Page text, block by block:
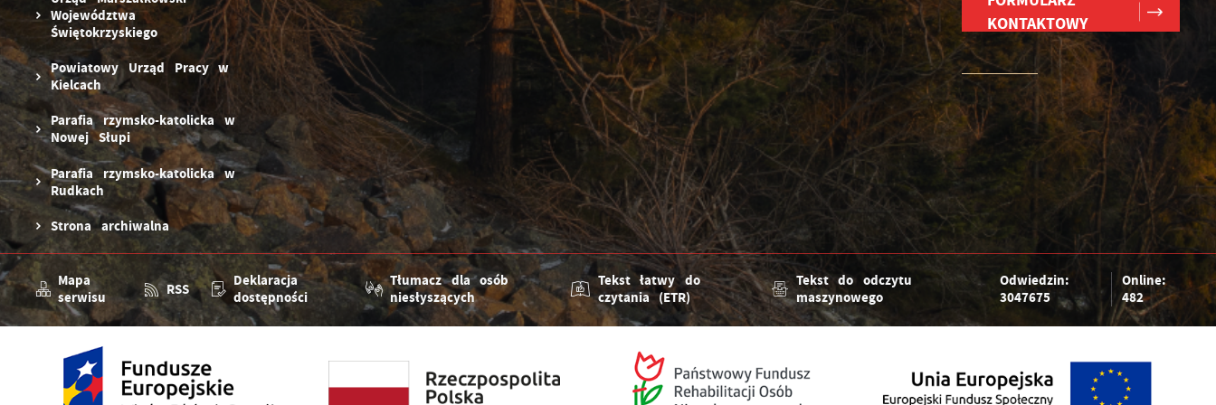
Województwa
Świętokrzyskiego
Powiatowy Urząd Pracy w
Kielcach
Parafia rzymsko-katolicka w
Nowej Słupi
Parafia rzymsko-katolicka w
Rudkach
Strona archiwalna
KONTAKTOWY
Mapa
serwisu
RSS
Deklaracja
dostępności
Tłumacz dla osób
niesłyszących
Tekst łatwy do
czytania (ETR)
Tekst do odczytu
maszynowego
Odwiedzin:
3047675
Online:
482